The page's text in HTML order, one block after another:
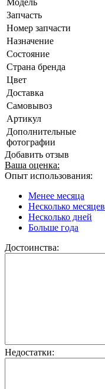
Модель
Запчасть
Номер запчасти
Назначение
Состояние
Страна бренда
Цвет
Доставка
Самовывоз
Артикул
Дополнительные
фотографии
Добавить отзыв
Ваша оценка:
Опыт использования:
Менее месяца
Несколько месяцев
Несколько дней
Больше года
Достоинства:
Недостатки: